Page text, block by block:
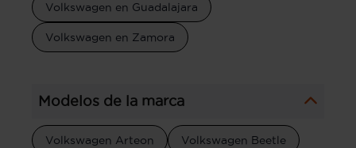
Volkswagen en Guadalajara
Volkswagen en Zamora
Modelos de la marca
Volkswagen Arteon Volkswagen Beetle